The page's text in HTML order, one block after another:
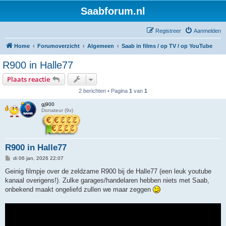
Saabforum.nl
Aanmelden
Registreer
Home Forumoverzicht Algemeen Saab in films / op TV / op YouTube
R900 in Halle77
Plaats reactie
2 berichten • Pagina 1 van 1
gj900
Donateur (9x)
R900 in Halle77
B
r
c
h
di 06 jan, 2026 22:07
Geinig filmpje over de zeldzame R900 bij de Halle77 (een leuk youtube
kanaal overigens!). Zulke garages/handelaren hebben niets met Saab,
onbekend maakt ongeliefd zullen we maar zeggen